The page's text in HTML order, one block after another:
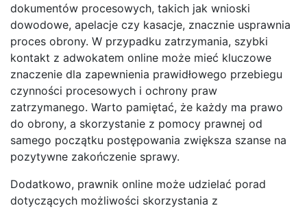
dokumentów procesowych, takich jak wnioski
dowodowe, apelacje czy kasacje, znacznie usprawnia
proces obrony. W przypadku zatrzymania, szybki
kontakt z adwokatem online może mieć kluczowe
znaczenie dla zapewnienia prawidłowego przebiegu
czynności procesowych i ochrony praw
zatrzymanego. Warto pamiętać, że każdy ma prawo
do obrony, a skorzystanie z pomocy prawnej od
samego początku postępowania zwiększa szanse na
pozytywne zakończenie sprawy.
Dodatkowo, prawnik online może udzielać porad
dotyczących możliwości skorzystania z